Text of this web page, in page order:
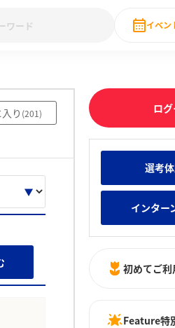
みんなの新卒就職人気企業ランキング
28卒 IT・DX現場社員インタビュー
イベン
り (201)
ロ
選考
インター
初めてご
Feature特